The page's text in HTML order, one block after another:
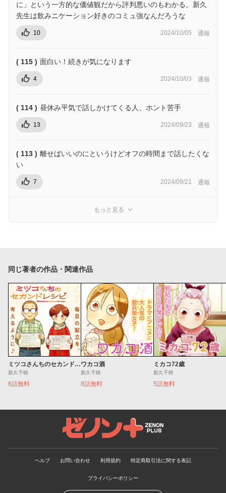
に」という一方的な価値観だから評判悪いのもわかる。新久
先生は飲みニケーション好きのコミュ強なんだろうな
10 2024/10/05 通報
( 115 ) 面白い！続きが気になります
4 2024/10/03 通報
( 114 ) 昼休み平気で話しかけてくる人、ホント苦手
13 2024/09/23 通報
( 113 ) 離せばいいのにというけどオフの時間まで話したくな
い
7 2024/09/21 通報
もっと見る
同じ著者の作品・関連作品
ミツコさんちのセカンドレシピ
新久千映
6話無料
ワカコ酒
新久千映
8話無料
ミカコ72歳
新久千映
5話無料
ゼノンプラス
ヘルプ お問い合わせ 利用規約 特定商取引法に関する表記
プライバシーポリシー